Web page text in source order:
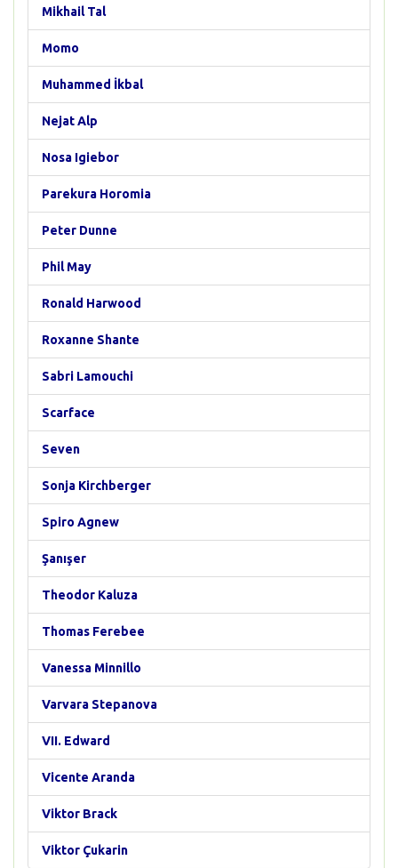
Mikhail Tal
Momo
Muhammed İkbal
Nejat Alp
Nosa Igiebor
Parekura Horomia
Peter Dunne
Phil May
Ronald Harwood
Roxanne Shante
Sabri Lamouchi
Scarface
Seven
Sonja Kirchberger
Spiro Agnew
Şanışer
Theodor Kaluza
Thomas Ferebee
Vanessa Minnillo
Varvara Stepanova
VII. Edward
Vicente Aranda
Viktor Brack
Viktor Çukarin